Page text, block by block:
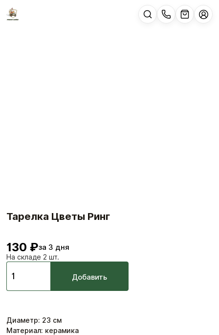
Тарелка Цветы Ринг
130 ₽за 3 дня
На складе 2 шт.
Добавить
Диаметр: 23 см
Материал: керамика